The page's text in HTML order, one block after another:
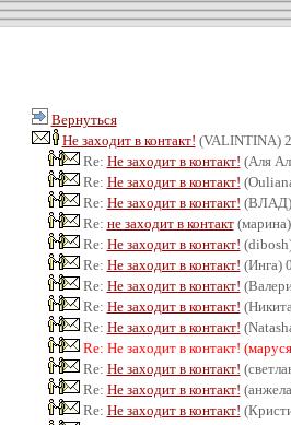
Вернуться
Не заходит в контакт! (VALINTINA)
Re: Не заходит в контакт! (Аля
Re: Не заходит в контакт!
Re: Не заходит в контакт! (ВЛАД)
Re: не заходит в контакт
Re: Не заходит в контакт!
Re: Не заходит в контакт! (Инга)
Re: Не заходит в контакт!
Re: Не заходит в контакт!
Re: Не заходит в контакт!
Re: Не заходит в контакт!
Re: Не заходит в контакт!
Re: Не заходит в контакт!
Re: Не заходит в контакт!